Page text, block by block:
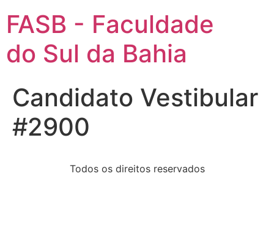
FASB - Faculdade
do Sul da Bahia
Candidato Vestibular
#2900
Todos os direitos reservados